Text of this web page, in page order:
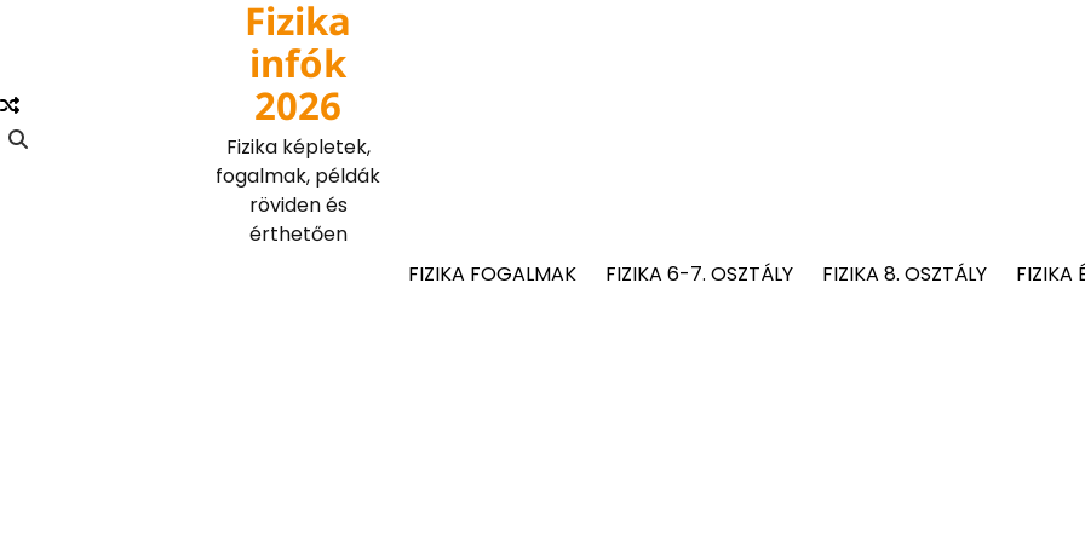
Fizika
infók
2026
Fizika képletek,
fogalmak, példák
röviden és
érthetően
FIZIKA FOGALMAK
FIZIKA 6-7. OSZTÁLY FIZIKA 8. OSZTÁLY FIZIKA